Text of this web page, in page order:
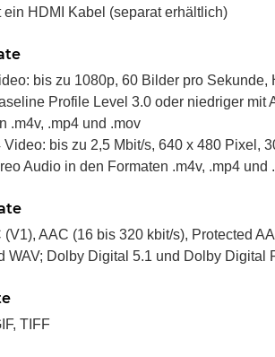
ein HDMI Kabel (separat erhältlich)
bis zu 1080p, 60 Bilder pro
Profile Level 3.0 oder niedriger
.m4v, .mp4 und .mov
Video: bis zu 2,5 Mbit/s, 640 x 480 Pixel,
Audio in den Formaten .m4v, .mp4 und
(V1), AAC (16 bis 320 kbit/s), Protected
WAV; Dolby Digital 5.1 und Dolby Digital
TIFF
für
Xbox 360 Netzteil (PAL) - 150
12V - 12,1A für Jasper
Mainboards gebraucht
22,99 €*